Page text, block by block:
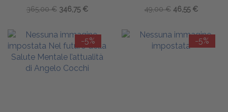
365,00 € 346,75 € 49,00 € 46,55 €
-5% -5%